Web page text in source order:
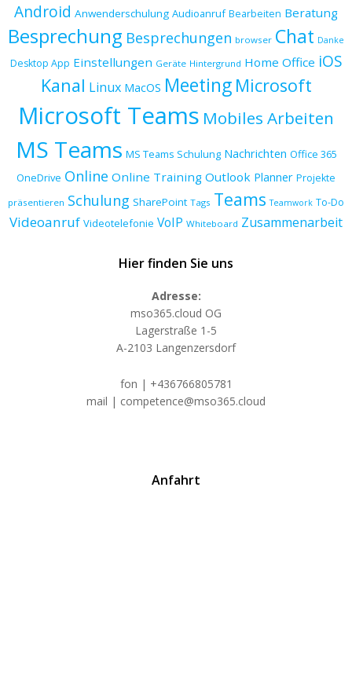
Android Anwenderschulung Audioanruf Bearbeiten Beratung
Besprechung Besprechungen browser Chat Danke
Desktop App Einstellungen Geräte Hintergrund Home Office iOS
Kanal Linux MacOS Meeting Microsoft
Microsoft Teams Mobiles Arbeiten
MS Teams MS Teams Schulung Nachrichten Office 365
OneDrive Online Online Training Outlook Planner Projekte
präsentieren Schulung SharePoint Tags Teams Teamwork To-Do
Videoanruf Videotelefonie VoIP Whiteboard Zusammenarbeit
Hier finden Sie uns
Adresse:
mso365.cloud OG
Lagerstraße 1-5
A-2103 Langenzersdorf
fon | +436766805781
mail | competence@mso365.cloud
Anfahrt